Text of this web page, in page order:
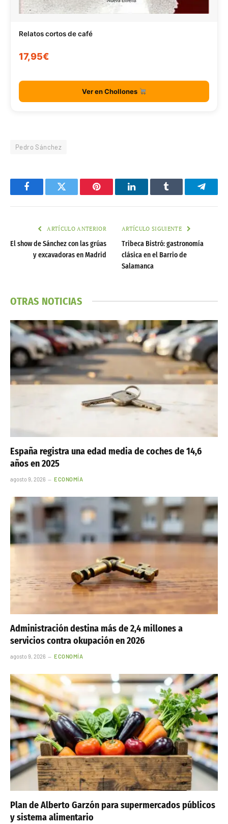
Relatos cortos de café
17,95€
Ver en Chollones
Pedro Sánchez
FacebookTwitter Pinterest LinkedInTumblr
ARTÍCULO ANTERIOR
El show de Sánchez con las grúas
y excavadoras en Madrid
ARTÍCULO SIGUIENTE
Tribeca Bistró: gastronomía
clásica en el Barrio de
Salamanca
OTRAS NOTICIAS
España registra una edad media de coches de 14,6
años en 2025
agosto 9, 2026 ECONOMÍA
Administración destina más de 2,4 millones a
servicios contra okupación en 2026
agosto 9, 2026 ECONOMÍA
Plan de Alberto Garzón para supermercados públicos
y sistema alimentario